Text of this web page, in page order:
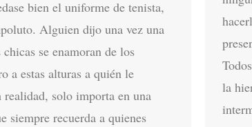
bien el uniforme de tenista,
Alguien dijo una vez una
se enamoran de los
a estas alturas a quién le
solo importa en una
siempre recuerda a quienes
la